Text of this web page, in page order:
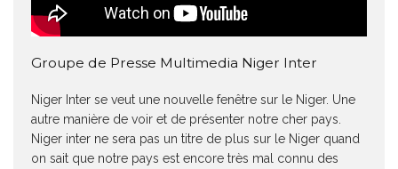
Groupe de Presse Multimedia Niger Inter
Niger Inter se veut une nouvelle fenêtre sur le Niger. Une
autre manière de voir et de présenter notre cher pays.
Niger inter ne sera pas un titre de plus sur le Niger quand
on sait que notre pays est encore très mal connu des